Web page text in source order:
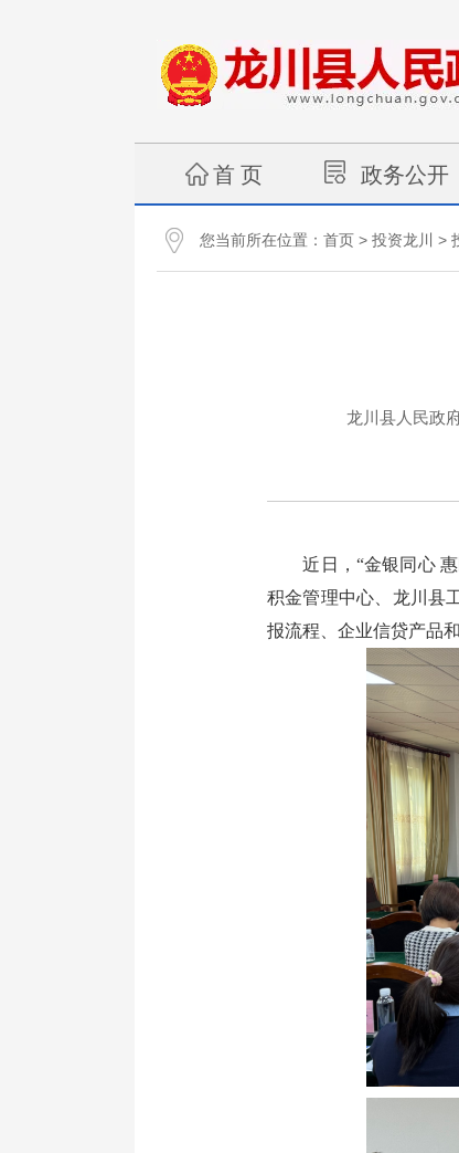
首 页 政务公开
您当前所在位置： 首页 > 投资龙川 >
龙川县人民政
近日，“金银同心 惠
积金管理中心、龙川县
报流程、企业信贷产品